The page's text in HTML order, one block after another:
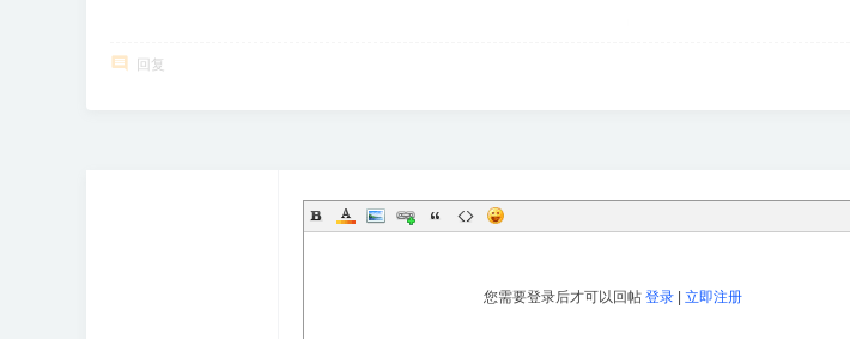
回复
您需要登录后才可以回帖 登录| 立即注册